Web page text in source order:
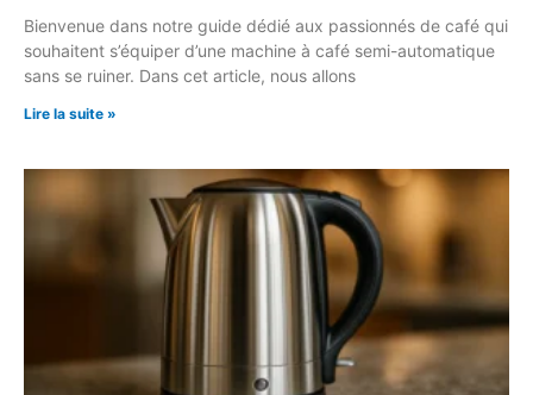
Bienvenue dans notre guide dédié aux passionnés de café qui
souhaitent s’équiper d’une machine à café semi-automatique
sans se ruiner. Dans cet article, nous allons
Lire la suite »